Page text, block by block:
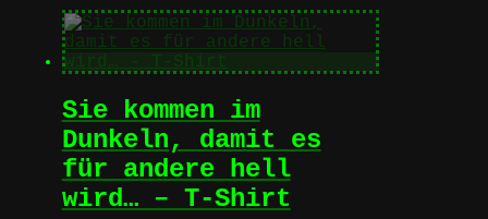
weist
mehrere
Varianten
auf.
Optionen
können
auf
der
Produktseite
gewählt
Sie kommen im
Dunkeln, damit es
für andere hell
wird… – T-Shirt